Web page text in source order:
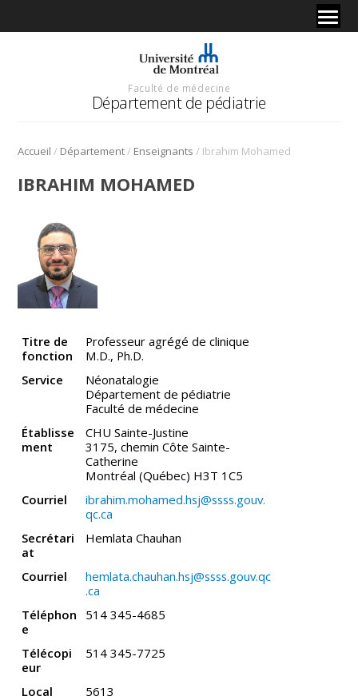
Faculté de médecine
Département de pédiatrie
Accueil / Département/ Enseignants / Ibrahim Mohamed
IBRAHIM MOHAMED
Titre de
fonction
Professeur agrégé de clinique
M.D., Ph.D.
Service
Néonatalogie
Département de pédiatrie
Faculté de médecine
Établisse
ment
CHU Sainte-Justine
3175, chemin Côte Sainte-
Catherine
Montréal (Québec) H3T 1C5
Courriel
ibrahim.mohamed.hsj@ssss.gouv.
qc.ca
Secrétari
at
Hemlata Chauhan
Courriel
hemlata.chauhan.hsj@ssss.gouv.qc
.ca
Téléphon
e
514 345-4685
Télécopi
eur
514 345-7725
Local 5613